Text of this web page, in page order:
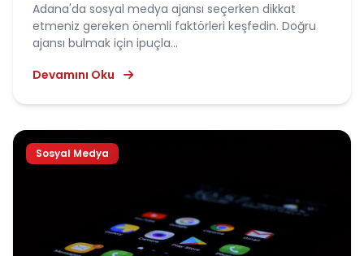
Adana'da sosyal medya ajansı seçerken dikkat
etmeniz gereken önemli faktörleri keşfedin. Doğru
ajansı bulmak için ipuçla...
Devamını Oku
Sosyal Medya